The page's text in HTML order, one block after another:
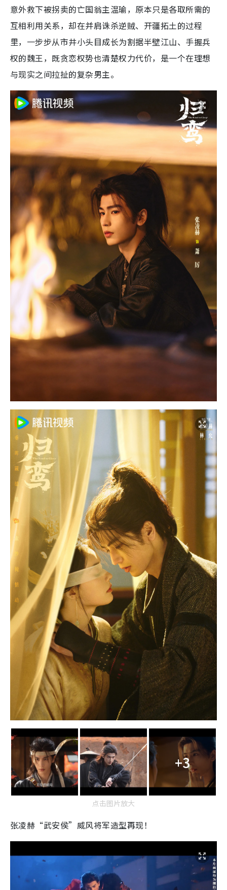
意外救下被拐卖的亡国翁主温瑜，原本只是各取所需的
互相利用关系，却在并肩诛杀逆贼、开疆拓土的过程
里，一步步从市井小头目成长为割据半壁江山、手握兵
权的魏王，既贪恋权势也清楚权力代价，是一个在理想
与现实之间拉扯的复杂男主。
+3
点击图片放大
张凌赫“武安侯”威风将军造型再现！